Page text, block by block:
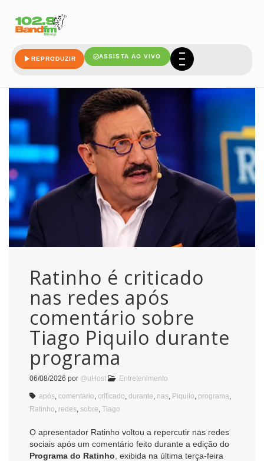
REPRODUZIR ASSISTA AO VIVO
programa
Ratinho é criticado
nas redes após
comentário sobre
Tiago Piquilo durante
programa
06/08/2026 por @uHost Entretenimento
após comentário criticado durante nas Piquilo programa
Ratinho redes sobre Tiago
O apresentador Ratinho voltou a repercutir nas redes
sociais após um comentário feito durante a edição do
Programa do Ratinho , exibida na última terça-feira